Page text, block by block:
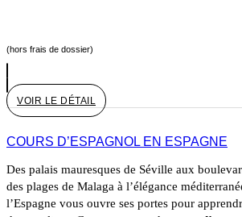
(hors frais de dossier)
VOIR LE DÉTAIL
COURS D’ESPAGNOL EN ESPAGNE
Des palais mauresques de Séville aux
des plages de Malaga à l’élégance
l’Espagne vous ouvre ses portes pour